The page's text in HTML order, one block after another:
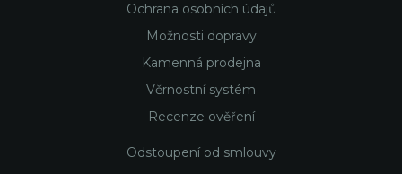
Ochrana osobních údajů
Možnosti dopravy
Kamenná prodejna
Věrnostní systém
Recenze ověření
Odstoupení od smlouvy